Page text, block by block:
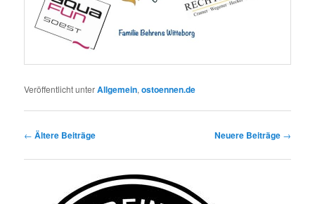
Veröffentlicht unterAllgemein,ostoennen.de
Beitragsnavigation
← Ältere Beiträge Neuere Beiträge →